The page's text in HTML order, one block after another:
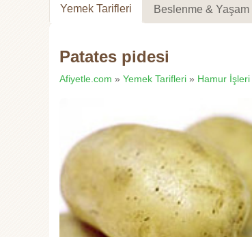
Yemek Tarifleri Beslenme & Yaşam
Patates pidesi
Afiyetle.com » Yemek Tarifleri » Hamur İşleri